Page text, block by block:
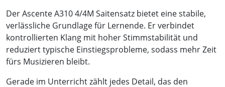
Der Ascente A310 4/4M Saitensatz bietet eine stabile,
verlässliche Grundlage für Lernende. Er verbindet
kontrollierten Klang mit hoher Stimmstabilität und
reduziert typische Einstiegsprobleme, sodass mehr Zeit
fürs Musizieren bleibt.
Gerade im Unterricht zählt jedes Detail, das den